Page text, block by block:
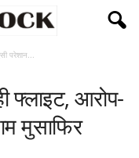
परेशान...
फ्लाइट, आरोप-
मुसाफिर